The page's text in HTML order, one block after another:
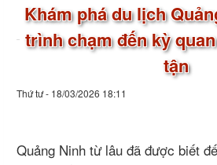
Khám phá du lịch
trình chạm đến kỳ
tận
Thứ tư - 18/03/2026 18:11
Quảng Ninh từ lâu đã được biết